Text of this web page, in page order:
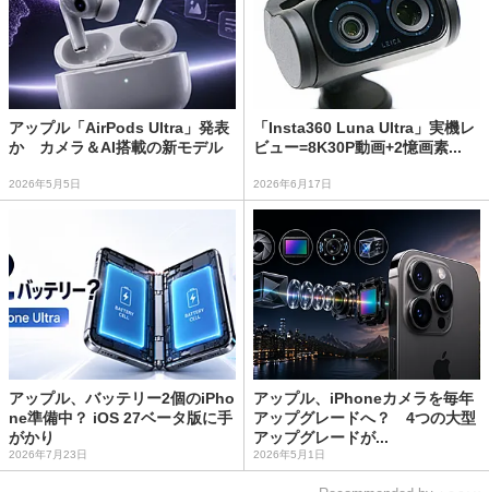
アップル「AirPods Ultra」発表
か カメラ＆AI搭載の新モデル
2026年5月5日
「Insta360 Luna Ultra」実機レ
ビュー=8K30P動画+2憶画素...
2026年6月17日
アップル、バッテリー2個のiPho
ne準備中？ iOS 27ベータ版に手
がかり
2026年7月23日
アップル、iPhoneカメラを毎年
アップグレードへ？ 4つの大型
アップグレードが...
2026年5月1日